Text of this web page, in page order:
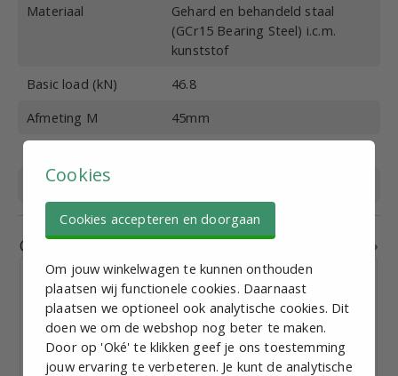
Materiaal
Gehard en behandeld staal
(GCr15 Bearing Steel) i.c.m.
kunststof
Basic load (kN)
46.8
Afmeting M
45mm
Afmeting L
Gerelateerde producten
Loopwagen 25mm Compact - NTRH25B
Cookies
Cookies accepteren en doorgaan
Om jouw winkelwagen te kunnen onthouden
plaatsen wij functionele cookies. Daarnaast
plaatsen we optioneel ook analytische cookies. Dit
doen we om de webshop nog beter te maken.
Door op 'Oké' te klikken geef je ons toestemming
jouw ervaring te verbeteren. Je kunt de analytische